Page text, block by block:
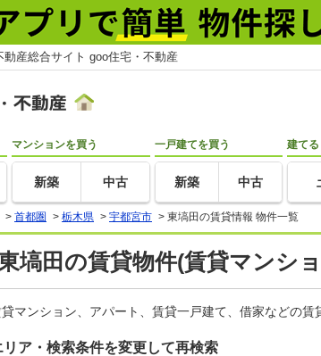
動産総合サイト goo住宅・不動産
マンションを買う
新築 中古
一戸建てを買う
新築 中古
建てる
> 首都圏 > 栃木県 > 宇都宮市 > 東塙田の賃貸情報 物件一覧
塙田の賃貸物件(賃貸マンシ
マンション、アパート、賃貸一戸建て、借家などの
ア・検索条件を変更して再検索